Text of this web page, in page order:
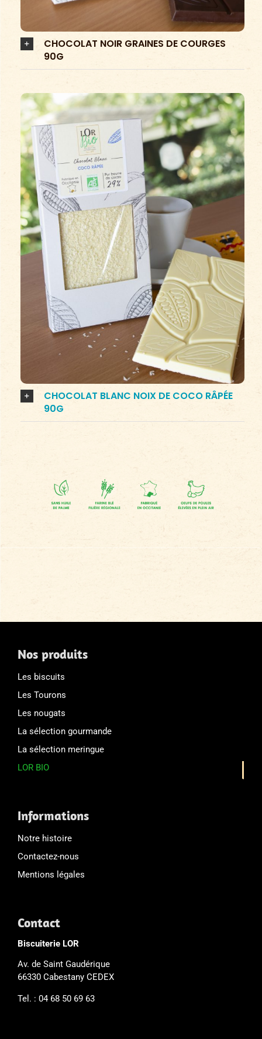
CHOCOLAT NOIR GRAINES DE COURGES
90G
CHOCOLAT BLANC NOIX DE COCO RÂPÉE
90G
Nos produits
Les biscuits
Les Tourons
Les nougats
La sélection gourmande
La sélection meringue
LOR BIO
Informations
Notre histoire
Contactez-nous
Mentions légales
Contact
Biscuiterie LOR
Av. de Saint Gaudérique
66330 Cabestany CEDEX
Tel. : 04 68 50 69 63